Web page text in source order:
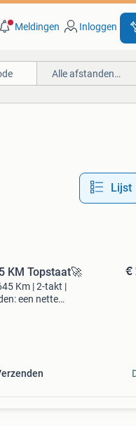
Meldingen Inloggen
Alle afstanden…
Lijst
KM Topstaat🚀
Km | 2-takt |
een nette
€